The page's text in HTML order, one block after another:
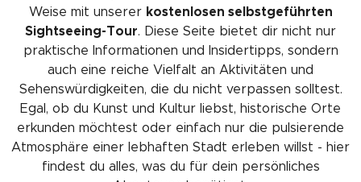
Weise mit unserer kostenlosen selbstgeführten
Sightseeing-Tour. Diese Seite bietet dir nicht nur
praktische Informationen und Insidertipps, sondern
auch eine reiche Vielfalt an Aktivitäten und
Sehenswürdigkeiten, die du nicht verpassen solltest.
Egal, ob du Kunst und Kultur liebst, historische Orte
erkunden möchtest oder einfach nur die pulsierende
Atmosphäre einer lebhaften Stadt erleben willst - hier
findest du alles, was du für dein persönliches